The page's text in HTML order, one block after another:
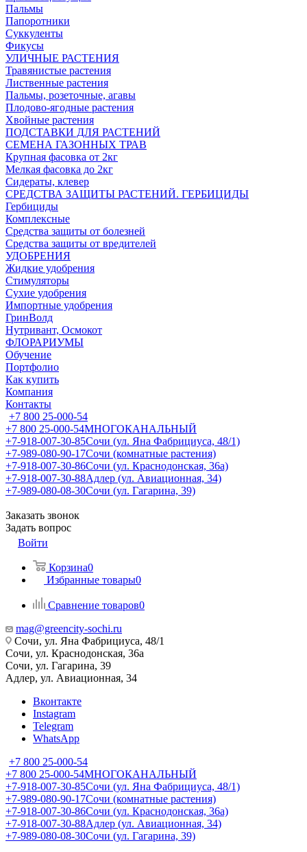
Пальмы
Папоротники
Суккуленты
Фикусы
УЛИЧНЫЕ РАСТЕНИЯ
Травянистые растения
Лиственные растения
Пальмы, розеточные, агавы
Плодово-ягодные растения
Хвойные растения
ПОДСТАВКИ ДЛЯ РАСТЕНИЙ
СЕМЕНА ГАЗОННЫХ ТРАВ
Крупная фасовка от 2кг
Мелкая фасовка до 2кг
Сидераты, клевер
СРЕДСТВА ЗАЩИТЫ РАСТЕНИЙ. ГЕРБИЦИДЫ
Гербициды
Комплексные
Средства защиты от болезней
Средства защиты от вредителей
УДОБРЕНИЯ
Жидкие удобрения
Стимуляторы
Сухие удобрения
Импортные удобрения
ГринВолд
Нутривант, Осмокот
ФЛОРАРИУМЫ
Обучение
Портфолио
Как купить
Компания
Контакты
+7 800 25-000-54
+7 800 25-000-54МНОГОКАНАЛЬНЫЙ
+7-918-007-30-85Сочи (ул. Яна Фабрициуса, 48/1)
+7-989-080-90-17Сочи (комнатные растения)
+7-918-007-30-86Сочи (ул. Краснодонская, 36а)
+7-918-007-30-88Адлер (ул. Авиационная, 34)
+7-989-080-08-30Сочи (ул. Гагарина, 39)
Заказать звонок
Задать вопрос
Войти
Корзина0
Избранные товары0
Сравнение товаров0
mag@greencity-sochi.ru
Сочи, ул. Яна Фабрициуса, 48/1
Сочи, ул. Краснодонская, 36а
Сочи, ул. Гагарина, 39
Адлер, ул. Авиационная, 34
Вконтакте
Instagram
Telegram
WhatsApp
+7 800 25-000-54
+7 800 25-000-54МНОГОКАНАЛЬНЫЙ
+7-918-007-30-85Сочи (ул. Яна Фабрициуса, 48/1)
+7-989-080-90-17Сочи (комнатные растения)
+7-918-007-30-86Сочи (ул. Краснодонская, 36а)
+7-918-007-30-88Адлер (ул. Авиационная, 34)
+7-989-080-08-30Сочи (ул. Гагарина, 39)